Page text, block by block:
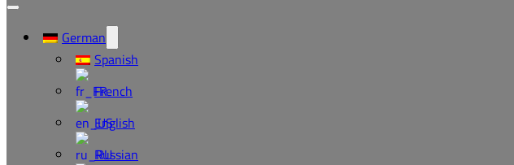
German
Spanish
French
English
Russian